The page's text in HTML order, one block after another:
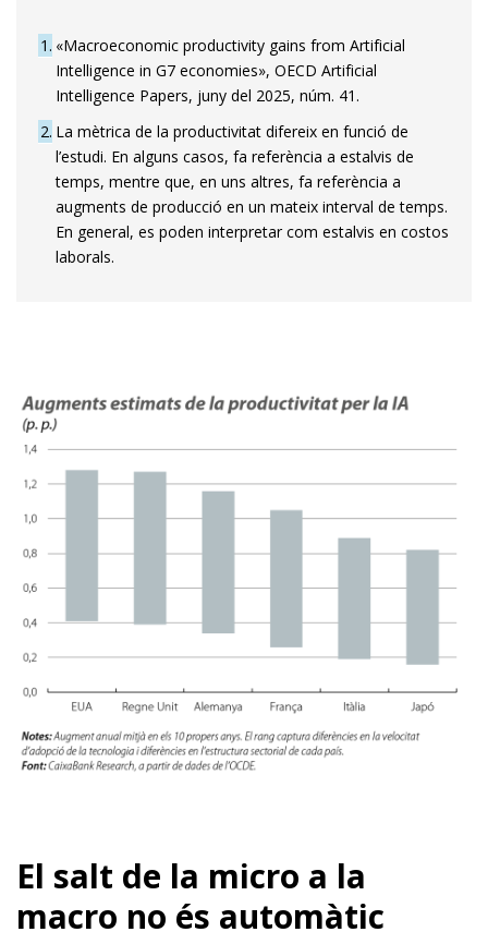
1 «Macroeconomic productivity gains from Artificial
Intelligence in G7 economies», OECD Artificial
Intelligence Papers, juny del 2025, núm. 41.
2 La mètrica de la productivitat difereix en funció de
l’estudi. En alguns casos, fa referència a estalvis de
temps, mentre que, en uns altres, fa referència a
augments de producció en un mateix interval de temps.
En general, es poden interpretar com estalvis en costos
laborals.
El salt de la micro a la
macro no és automàtic